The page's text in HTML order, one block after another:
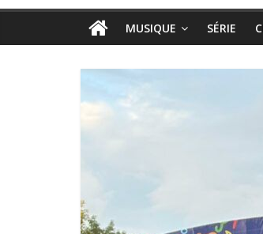
MUSIQUE SÉRIE